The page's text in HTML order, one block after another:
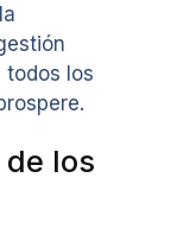
todos los
los